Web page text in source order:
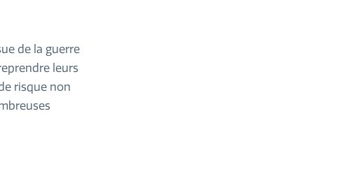
de la guerre
leurs
risque non